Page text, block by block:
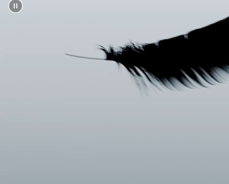
Material, das aus recycelten Fasern
und/oder aus nachhaltiger Forstwirtschaft